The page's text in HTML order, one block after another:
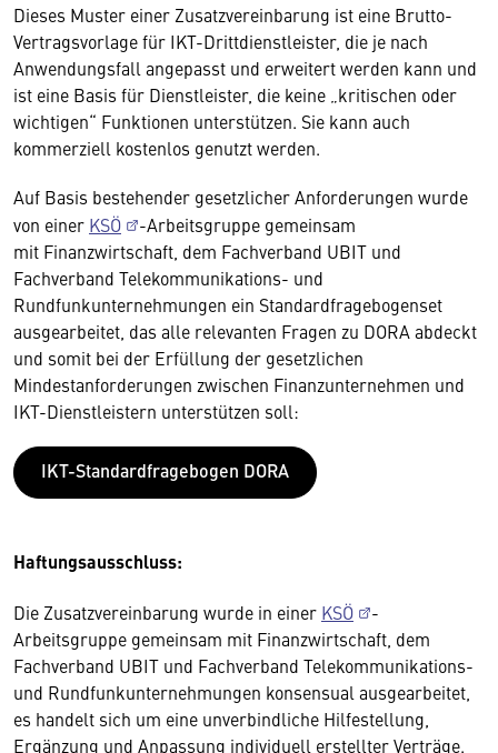
Dieses Muster einer Zusatzvereinbarung ist eine Brutto-
Vertragsvorlage für IKT-Drittdienstleister, die je nach
Anwendungsfall angepasst und erweitert werden kann und
ist eine Basis für Dienstleister, die keine „kritischen oder
wichtigen“ Funktionen unterstützen. Sie kann auch
kommerziell kostenlos genutzt werden.
Auf Basis bestehender gesetzlicher Anforderungen wurde
von einer KSÖ
-Arbeitsgruppe gemeinsam
mit Finanzwirtschaft, dem Fachverband UBIT und
Fachverband Telekommunikations- und
Rundfunkunternehmungen ein Standardfragebogenset
ausgearbeitet, das alle relevanten Fragen zu DORA abdeckt
und somit bei der Erfüllung der gesetzlichen
Mindestanforderungen zwischen Finanzunternehmen und
IKT-Dienstleistern unterstützen soll:
IKT-Standardfragebogen DORA
Haftungsausschluss:
Die Zusatzvereinbarung wurde in einer KSÖ
-
Arbeitsgruppe gemeinsam mit Finanzwirtschaft, dem
Fachverband UBIT und Fachverband Telekommunikations-
und Rundfunkunternehmungen konsensual ausgearbeitet,
es handelt sich um eine unverbindliche Hilfestellung,
Ergänzung und Anpassung individuell erstellter Verträge.